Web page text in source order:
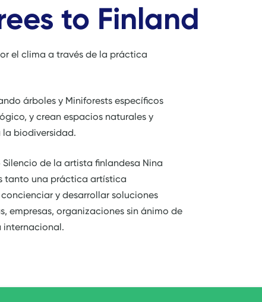
to Finland
el clima a través de la práctica
árboles y Miniforests específicos
y crean espacios naturales y
biodiversidad.
de la artista finlandesa Nina
tanto una práctica artística
y desarrollar soluciones
empresas, organizaciones sin ánimo de
internacional.